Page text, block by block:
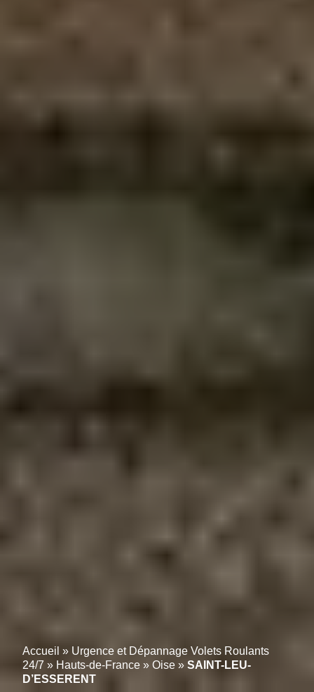
Accueil » Urgence et Dépannage Volets Roulants
24/7 » Hauts-de-France » Oise » SAINT-LEU-
D’ESSERENT